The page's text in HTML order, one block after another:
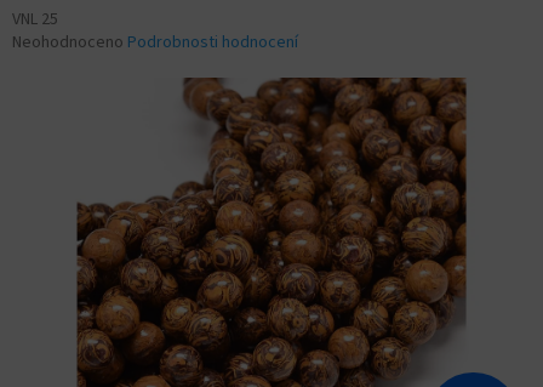
VNL 25
Průměrné
hvězdiček.
Neohodnoceno Podrobnosti hodnocení